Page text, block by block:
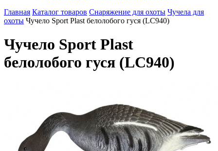
Главная Каталог товаров Снаряжение для охоты Чучела для
охоты Чучело Sport Plast белолобого гуся (LC940)
Чучело Sport Plast
белолобого гуся (LC940)